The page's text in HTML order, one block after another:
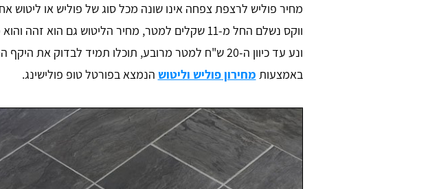
מחיר פוליש לרצפת צפחה אינו שונה מכל סוג של פוליש או ליטוש
ונע עד כיוון ה-20 ש"ח למטר מרובע, תוכלו תמיד לבדוק את
באמצעות מחירון פוליש וליטוש הנמצא בפורטל טופ פולישינג.